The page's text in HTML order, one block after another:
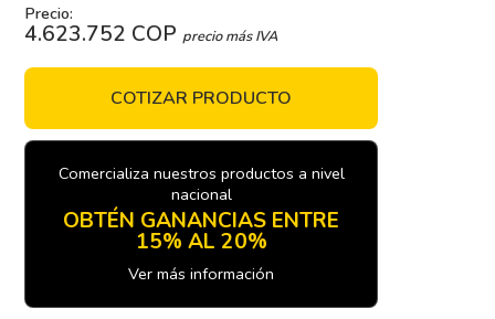
Precio:
4.623.752 COPprecio más IVA
COTIZAR PRODUCTO
Comercializa nuestros productos a nivel
nacional
OBTÉN GANANCIAS ENTRE
15% AL 20%
Ver más información